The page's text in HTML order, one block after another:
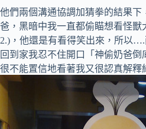
他們兩個溝通協調加猜拳的結果
爸，黑暗中我一直都偷瞄想看怪獸
2.)，他還是有看得笑出來，所以
回到家我忍不住開口「神偷奶爸
很不能置信地看著我又很認真解